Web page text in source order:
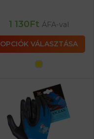
1 130Ft ÁFA-val
OPCIÓK VÁLASZTÁSA